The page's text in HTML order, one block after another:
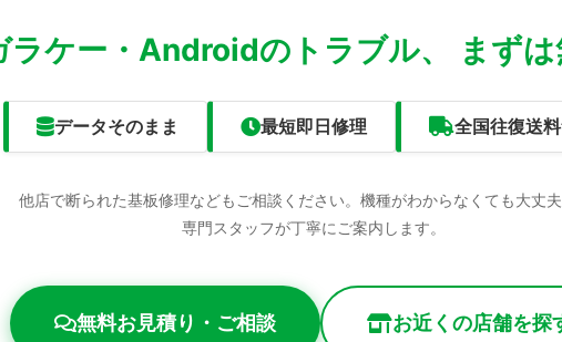
ラケー・Androidのトラブル、 まず
データそのまま 最短即日修理 全国往復送
他店で断られた基板修理などもご相談ください。機種がわからなくても大丈
専門スタッフが丁寧にご案内します。
無料お見積り・ご相談 お近くの店舗を探